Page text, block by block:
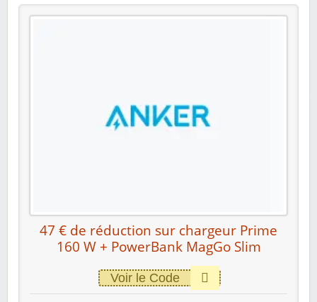
47 € de réduction sur chargeur Prime
160 W + PowerBank MagGo Slim
Voir le Code